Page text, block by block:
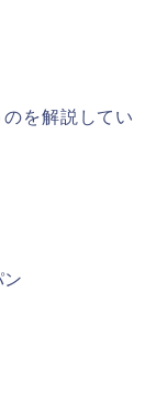
を解説してい